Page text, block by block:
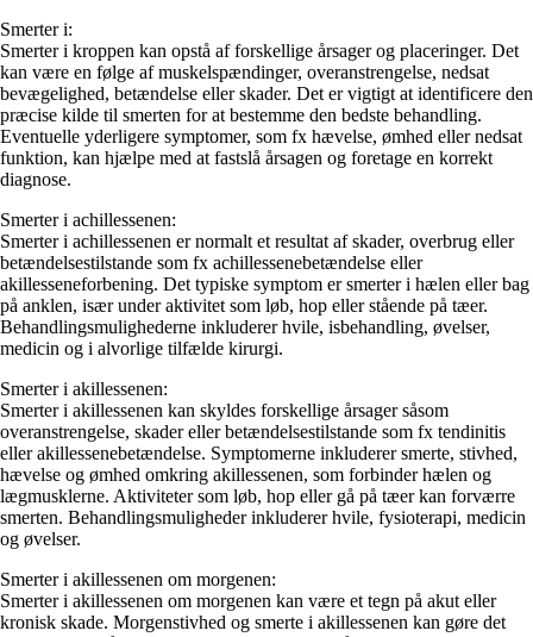
Smerter i:
Smerter i kroppen kan opstå af forskellige årsager og placeringer. Det
kan være en følge af muskelspændinger, overanstrengelse, nedsat
bevægelighed, betændelse eller skader. Det er vigtigt at identificere den
præcise kilde til smerten for at bestemme den bedste behandling.
Eventuelle yderligere symptomer, som fx hævelse, ømhed eller nedsat
funktion, kan hjælpe med at fastslå årsagen og foretage en korrekt
diagnose.
Smerter i achillessenen:
Smerter i achillessenen er normalt et resultat af skader, overbrug eller
betændelsestilstande som fx achillessenebetændelse eller
akillesseneforbening. Det typiske symptom er smerter i hælen eller bag
på anklen, især under aktivitet som løb, hop eller stående på tæer.
Behandlingsmulighederne inkluderer hvile, isbehandling, øvelser,
medicin og i alvorlige tilfælde kirurgi.
Smerter i akillessenen:
Smerter i akillessenen kan skyldes forskellige årsager såsom
overanstrengelse, skader eller betændelsestilstande som fx tendinitis
eller akillessenebetændelse. Symptomerne inkluderer smerte, stivhed,
hævelse og ømhed omkring akillessenen, som forbinder hælen og
lægmusklerne. Aktiviteter som løb, hop eller gå på tæer kan forværre
smerten. Behandlingsmuligheder inkluderer hvile, fysioterapi, medicin
og øvelser.
Smerter i akillessenen om morgenen:
Smerter i akillessenen om morgenen kan være et tegn på akut eller
kronisk skade. Morgenstivhed og smerte i akillessenen kan gøre det